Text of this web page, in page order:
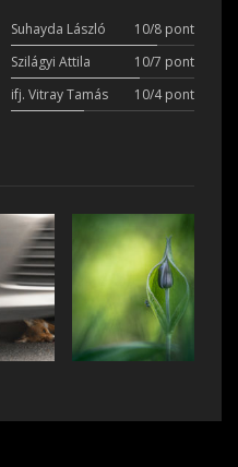
Suhayda László
10/8 pont
Szilágyi Attila
10/7 pont
ifj. Vitray Tamás
10/4 pont